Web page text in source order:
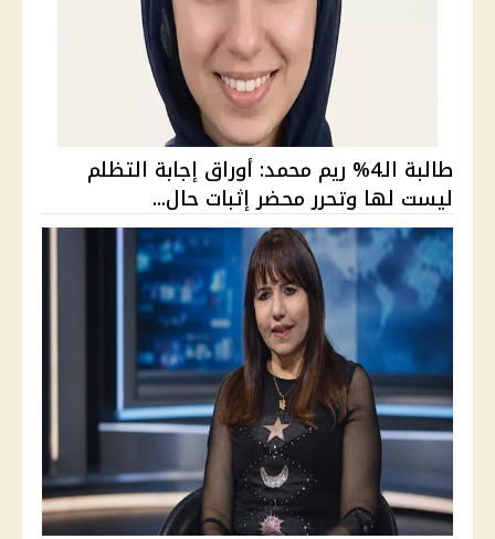
طالبة الـ4% ريم محمد: أوراق إجابة التظلم
ليست لها وتحرر محضر إثبات حال...